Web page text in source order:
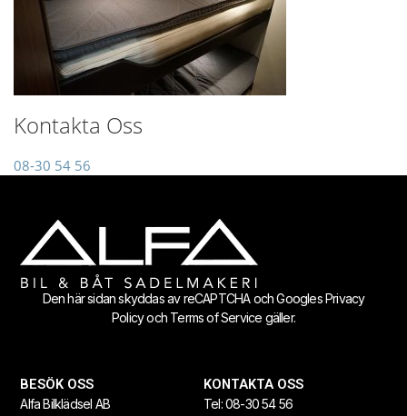
Kontakta Oss
08-30 54 56
Den här sidan skyddas av reCAPTCHA och GooglesPrivacy
Policyoch Terms of Service gäller.
BESÖK OSS
Alfa Bilklädsel AB
KONTAKTA OSS
Tel:08-30 54 56